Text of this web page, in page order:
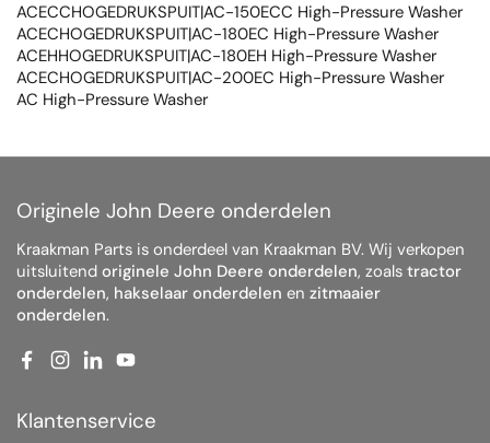
ACECCHOGEDRUKSPUIT|AC-150ECC High-Pressure Washer
ACECHOGEDRUKSPUIT|AC-180EC High-Pressure Washer
ACEHHOGEDRUKSPUIT|AC-180EH High-Pressure Washer
ACECHOGEDRUKSPUIT|AC-200EC High-Pressure Washer
AC High-Pressure Washer
Originele John Deere onderdelen
Kraakman Parts is onderdeel van Kraakman BV. Wij verkopen
uitsluitend originele John Deere onderdelen, zoals tractor
onderdelen, hakselaar onderdelen en zitmaaier
onderdelen.
Facebook
Instagram
LinkedInYouTube
Klantenservice